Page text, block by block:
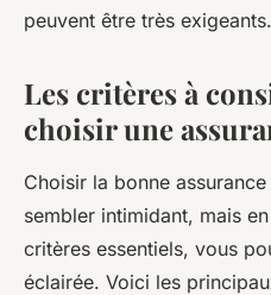
peuvent être très
Les critères à
choisir une
Choisir la bonne
sembler intimidant, mais
critères essentiels, vous
éclairée. Voici les